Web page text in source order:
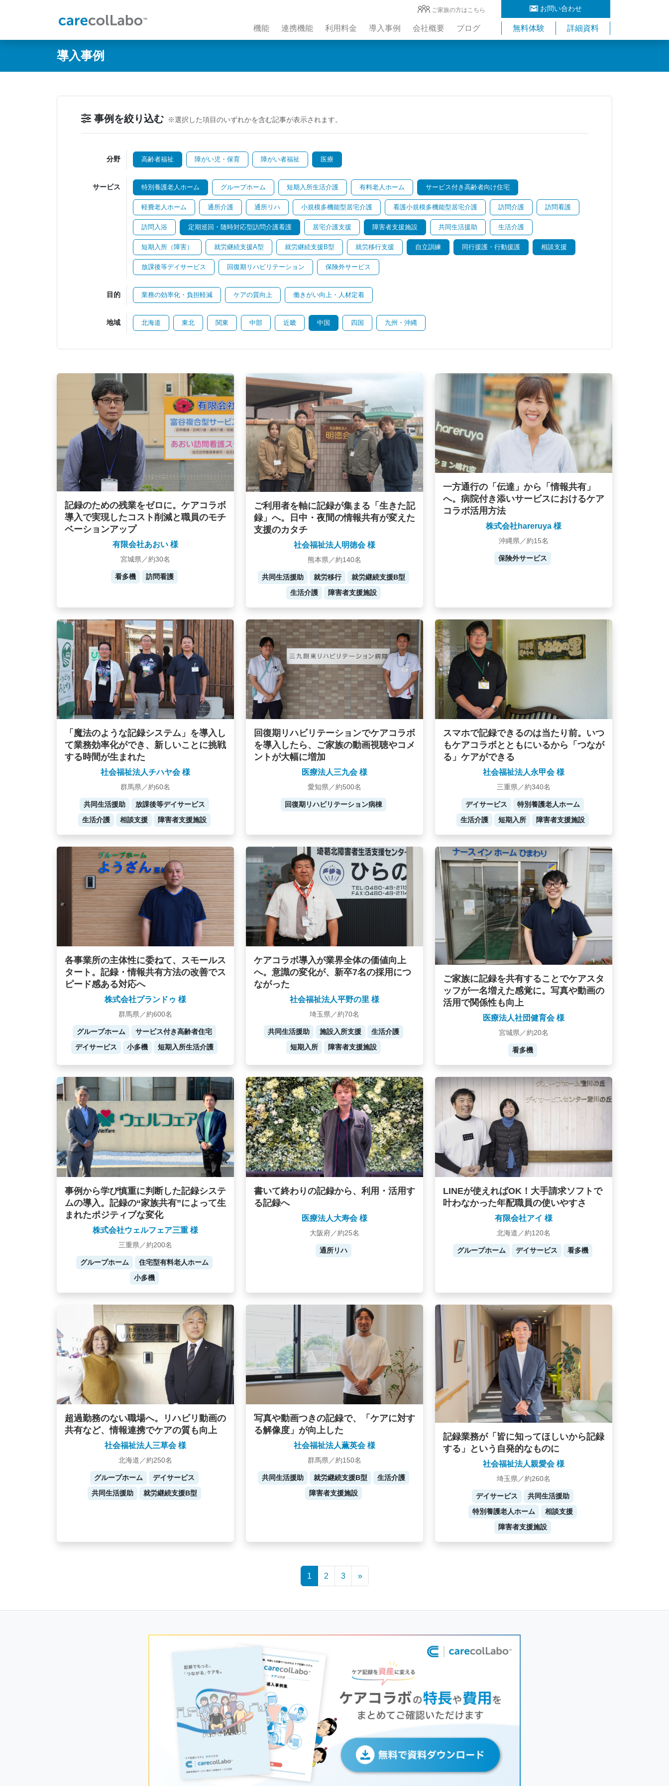
お問い合わせ
ご家族の方はこちら
機能 連携機能 利用料金 導入事例 会社概要 ブログ 無料体験 詳細資料
導入事例
事例を絞り込む ※選択した項目のいずれかを含む記事が表示されます。
分野 高齢者福祉 障がい児・保育 障がい者福祉 医療
サービス 特別養護老人ホーム グループホーム 短期入所生活介護 有料老人ホーム サービス付き高齢者向け住宅
軽費老人ホーム 通所介護 通所リハ 小規模多機能型居宅介護 看護小規模多機能型居宅介護 訪問介護 訪問看護
訪問入浴 定期巡回・随時対応型訪問介護看護 居宅介護支援 障害者支援施設 共同生活援助 生活介護
短期入所（障害） 就労継続支援A型 就労継続支援B型 就労移行支援 自立訓練 同行援護・行動援護 相談支援
放課後等デイサービス 回復期リハビリテーション 保険外サービス
目的 業務の効率化・負担軽減 ケアの質向上 働きがい向上・人材定着
地域 北海道 東北 関東 中部 近畿 中国 四国 九州・沖縄
記録のための残業をゼロに。ケアコラボ
導入で実現したコスト削減と職員のモチ
ベーションアップ
有限会社あおい 様
宮城県／約30名
看多機 訪問看護
ご利用者を軸に記録が集まる「生きた記
録」へ。日中・夜間の情報共有が変えた
支援のカタチ
社会福祉法人明徳会 様
熊本県／約140名
共同生活援助 就労移行
就労継続支援B型
生活介護
障害者支援施設
一方通行の「伝達」から「情報共有」
へ。病院付き添いサービスにおけるケア
コラボ活用方法
株式会社hareruya 様
沖縄県／約15名
保険外サービス
「魔法のような記録システム」を導入し
て業務効率化ができ、新しいことに挑戦
する時間が生まれた
社会福祉法人チハヤ会 様
群馬県／約60名
共同生活援助
放課後等デイサービス
生活介護
相談支援 障害者支援施設
回復期リハビリテーションでケアコラボ
を導入したら、ご家族の動画視聴やコメ
ントが大幅に増加
医療法人三九会 様
愛知県／約500名
回復期リハビリテーション病棟
スマホで記録できるのは当たり前。いつ
もケアコラボとともにいるから「つなが
る」ケアができる
社会福祉法人永甲会 様
三重県／約340名
デイサービス
特別養護老人ホーム
生活介護
短期入所 障害者支援施設
各事業所の主体性に委ねて、スモールス
タート。記録・情報共有方法の改善でス
ピード感ある対応へ
株式会社プランドゥ 様
群馬県／約600名
グループホーム
サービス付き高齢者住宅
デイサービス
小多機 短期入所生活介護
ケアコラボ導入が業界全体の価値向上
へ。意識の変化が、新卒7名の採用につ
ながった
社会福祉法人平野の里 様
埼玉県／約70名
共同生活援助 施設入所支援
生活介護
短期入所
障害者支援施設
ご家族に記録を共有することでケアスタ
ッフが一名増えた感覚に。写真や動画の
活用で関係性も向上
医療法人社団健育会 様
宮城県／約20名
看多機
事例から学び慎重に判断した記録システ
ムの導入。記録の“家族共有”によって生
まれたポジティブな変化
株式会社ウェルフェア三重 様
三重県／約200名
グループホーム
住宅型有料老人ホーム
小多機
書いて終わりの記録から、利用・活用す
る記録へ
医療法人大寿会 様
大阪府／約25名
通所リハ
LINEが使えればOK！大手請求ソフトで
叶わなかった年配職員の使いやすさ
有限会社アイ 様
北海道／約120名
グループホーム デイサービス 看多機
超過勤務のない職場へ。リハビリ動画の
共有など、情報連携でケアの質も向上
社会福祉法人三草会 様
北海道／約250名
グループホーム
デイサービス
共同生活援助
就労継続支援B型
写真や動画つきの記録で、「ケアに対す
る解像度」が向上した
社会福祉法人薫英会 様
群馬県／約150名
共同生活援助 就労継続支援B型
生活介護
障害者支援施設
記録業務が「皆に知ってほしいから記録
する」という自発的なものに
社会福祉法人親愛会 様
埼玉県／約260名
デイサービス
共同生活援助
特別養護老人ホーム
相談支援
障害者支援施設
1 2 3 »